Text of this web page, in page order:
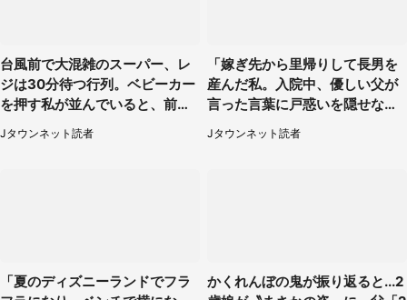
台風前で大混雑のスーパー、レ
ジは30分待つ行列。ベビーカー
を押す私が並んでいると、前の
Jタウンネット読者
「嫁ぎ先から里帰りして長男を
産んだ私。入院中、優しい父が
言った言葉に戸惑いを隠せな
い」（兵庫県・50代女性）
Jタウンネット読者
「夏のディズニーランドでフラ
かくれんぼの鬼が振り返ると...2